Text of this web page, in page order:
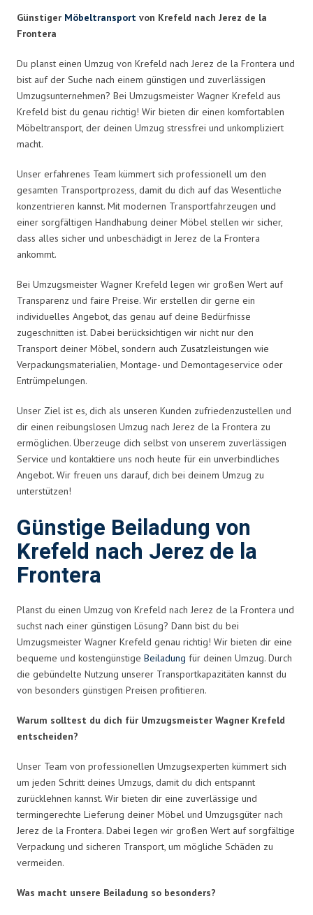
Günstiger Möbeltransport von Krefeld nach Jerez de la
Frontera
Du planst einen Umzug von Krefeld nach Jerez de la Frontera und
bist auf der Suche nach einem günstigen und zuverlässigen
Umzugsunternehmen? Bei Umzugsmeister Wagner Krefeld aus
Krefeld bist du genau richtig! Wir bieten dir einen komfortablen
Möbeltransport, der deinen Umzug stressfrei und unkompliziert
macht.
Unser erfahrenes Team kümmert sich professionell um den
gesamten Transportprozess, damit du dich auf das Wesentliche
konzentrieren kannst. Mit modernen Transportfahrzeugen und
einer sorgfältigen Handhabung deiner Möbel stellen wir sicher,
dass alles sicher und unbeschädigt in Jerez de la Frontera
ankommt.
Bei Umzugsmeister Wagner Krefeld legen wir großen Wert auf
Transparenz und faire Preise. Wir erstellen dir gerne ein
individuelles Angebot, das genau auf deine Bedürfnisse
zugeschnitten ist. Dabei berücksichtigen wir nicht nur den
Transport deiner Möbel, sondern auch Zusatzleistungen wie
Verpackungsmaterialien, Montage- und Demontageservice oder
Entrümpelungen.
Unser Ziel ist es, dich als unseren Kunden zufriedenzustellen und
dir einen reibungslosen Umzug nach Jerez de la Frontera zu
ermöglichen. Überzeuge dich selbst von unserem zuverlässigen
Service und kontaktiere uns noch heute für ein unverbindliches
Angebot. Wir freuen uns darauf, dich bei deinem Umzug zu
unterstützen!
Günstige Beiladung von
Krefeld nach Jerez de la
Frontera
Planst du einen Umzug von Krefeld nach Jerez de la Frontera und
suchst nach einer günstigen Lösung? Dann bist du bei
Umzugsmeister Wagner Krefeld genau richtig! Wir bieten dir eine
bequeme und kostengünstige Beiladung für deinen Umzug. Durch
die gebündelte Nutzung unserer Transportkapazitäten kannst du
von besonders günstigen Preisen profitieren.
Warum solltest du dich für Umzugsmeister Wagner Krefeld
entscheiden?
Unser Team von professionellen Umzugsexperten kümmert sich
um jeden Schritt deines Umzugs, damit du dich entspannt
zurücklehnen kannst. Wir bieten dir eine zuverlässige und
termingerechte Lieferung deiner Möbel und Umzugsgüter nach
Jerez de la Frontera. Dabei legen wir großen Wert auf sorgfältige
Verpackung und sicheren Transport, um mögliche Schäden zu
vermeiden.
Was macht unsere Beiladung so besonders?